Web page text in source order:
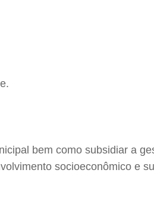
bem como subsidiar a
socioeconômico e